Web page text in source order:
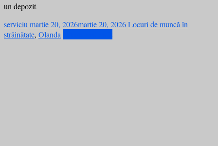
un depozit
serviciu martie 20, 2026martie 20, 2026Locuri de muncă în
străinătate, Olanda